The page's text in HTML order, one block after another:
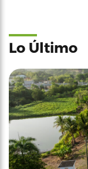
Lo Último